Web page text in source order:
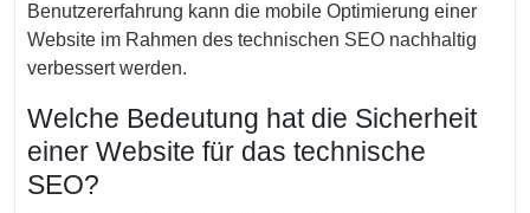
Benutzererfahrung kann die mobile Optimierung einer
Website im Rahmen des technischen SEO nachhaltig
verbessert werden.
Welche Bedeutung hat die Sicherheit
einer Website für das technische
SEO?